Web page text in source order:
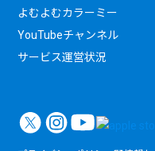
よむよむカラーミー
YouTubeチャンネル
サービス運営状況